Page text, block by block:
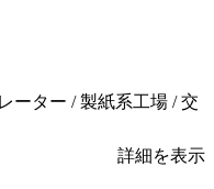
ーター / 製紙系工場 / 交
詳細を表示